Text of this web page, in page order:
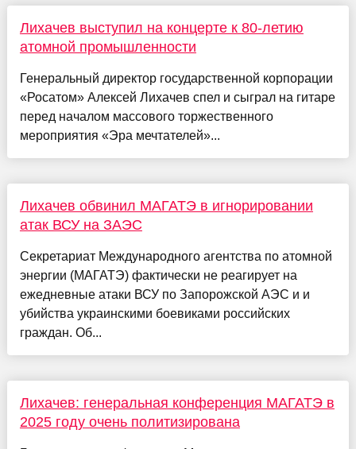
Лихачев выступил на концерте к 80-летию
атомной промышленности
Генеральный директор государственной корпорации
«Росатом» Алексей Лихачев спел и сыграл на гитаре
перед началом массового торжественного
мероприятия «Эра мечтателей»...
Лихачев обвинил МАГАТЭ в игнорировании
атак ВСУ на ЗАЭС
Секретариат Международного агентства по атомной
энергии (МАГАТЭ) фактически не реагирует на
ежедневные атаки ВСУ по Запорожской АЭС и и
убийства украинскими боевиками российских
граждан. Об...
Лихачев: генеральная конференция МАГАТЭ в
2025 году очень политизирована